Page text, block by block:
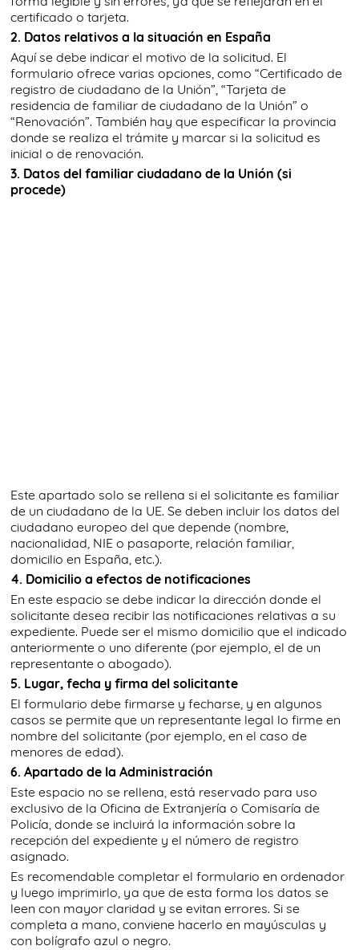
certificado o tarjeta.
2. Datos relativos a la situación en España
Aquí se debe indicar el motivo de la solicitud. El
formulario ofrece varias opciones, como “Certificado de
registro de ciudadano de la Unión”, “Tarjeta de
residencia de familiar de ciudadano de la Unión” o
“Renovación”. También hay que especificar la provincia
donde se realiza el trámite y marcar si la solicitud es
inicial o de renovación.
3. Datos del familiar ciudadano de la Unión (si
procede)
Este apartado solo se rellena si el solicitante es familiar
de un ciudadano de la UE. Se deben incluir los datos del
ciudadano europeo del que depende (nombre,
nacionalidad, NIE o pasaporte, relación familiar,
domicilio en España, etc.).
4. Domicilio a efectos de notificaciones
En este espacio se debe indicar la dirección donde el
solicitante desea recibir las notificaciones relativas a su
expediente. Puede ser el mismo domicilio que el indicado
anteriormente o uno diferente (por ejemplo, el de un
representante o abogado).
5. Lugar, fecha y firma del solicitante
El formulario debe firmarse y fecharse, y en algunos
casos se permite que un representante legal lo firme en
nombre del solicitante (por ejemplo, en el caso de
menores de edad).
6. Apartado de la Administración
Este espacio no se rellena, está reservado para uso
exclusivo de la Oficina de Extranjería o Comisaría de
Policía, donde se incluirá la información sobre la
recepción del expediente y el número de registro
asignado.
Es recomendable completar el formulario en ordenador
y luego imprimirlo, ya que de esta forma los datos se
leen con mayor claridad y se evitan errores. Si se
completa a mano, conviene hacerlo en mayúsculas y
con bolígrafo azul o negro.